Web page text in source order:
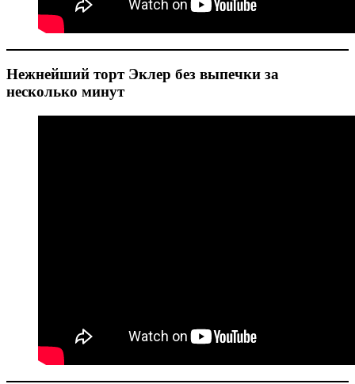
Нежнейший торт Эклер без выпечки за
несколько минут